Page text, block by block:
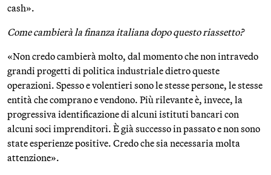
cash».
Come cambierà la finanza italiana dopo questo riassetto?
«Non credo cambierà molto, dal momento che non intravedo
grandi progetti di politica industriale dietro queste
operazioni. Spesso e volentieri sono le stesse persone, le stesse
entità che comprano e vendono. Più rilevante è, invece, la
progressiva identificazione di alcuni istituti bancari con
alcuni soci imprenditori. È già successo in passato e non sono
state esperienze positive. Credo che sia necessaria molta
attenzione».